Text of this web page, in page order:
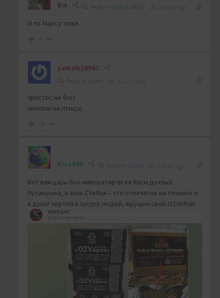
Bis yamoh24967
И по Марсу тоже.
yamoh24967
Justin
христос не бог)
пингвин не птица)
-3
Viva888 Justin
Вот вам царь-бох-император всея Ruси дохлый
Путанушка, а знак ZVeRuя – это отпечаток на технике и
в душе чертей в шкуре людей, жрущих свой OZVeRuN.